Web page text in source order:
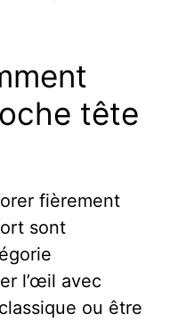
tête
fièrement
sont
l’œil avec
ou être